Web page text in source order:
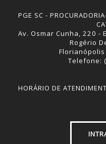
PGE SC -
Av. Osmar Cunha, 220 -
Rogério
Florianópolis
Telefone:
HORÁRIO DE